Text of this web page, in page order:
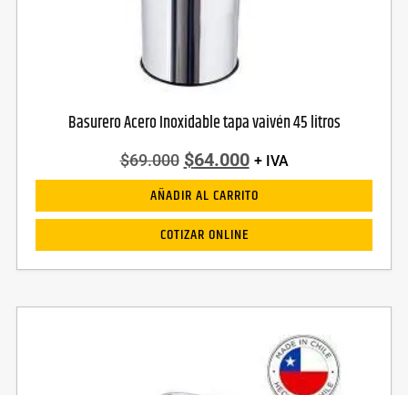
Basurero Acero Inoxidable tapa vaivén 45 litros
$69.000 $64.000 + IVA
AÑADIR AL CARRITO
COTIZAR ONLINE